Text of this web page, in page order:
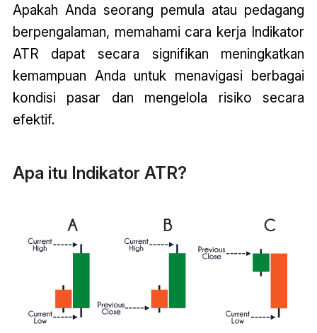
Apakah Anda seorang pemula atau pedagang
berpengalaman, memahami cara kerja Indikator
ATR dapat secara signifikan meningkatkan
kemampuan Anda untuk menavigasi berbagai
kondisi pasar dan mengelola risiko secara
efektif.
Apa itu Indikator ATR?